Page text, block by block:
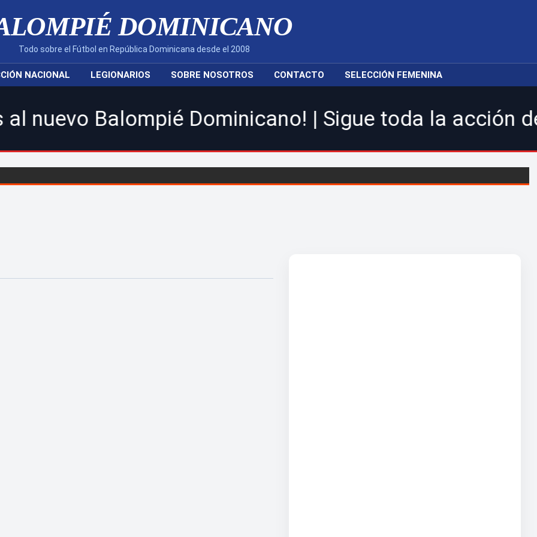
DOMINICANO
Todo sobre el Fútbol en República Dominicana desde el 2008
NACIONAL LEGIONARIOS SOBRE NOSOTROS CONTACTO SELECCIÓN FEMENINA
Dominicano! | Sigue toda la acción de la